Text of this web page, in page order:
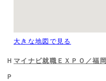
大きな地図で見る
Ｈ
Ｐ
マイナビ就職ＥＸＰＯ／福岡